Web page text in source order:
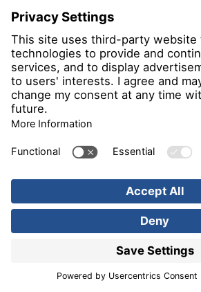
Vermessung & Analyse
Hexcel
Gründungsjahr: 1996
Standort(e): Stade